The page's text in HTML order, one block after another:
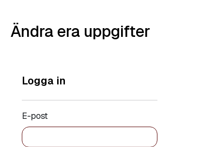
Ändra era uppgifter
Logga in
E-post